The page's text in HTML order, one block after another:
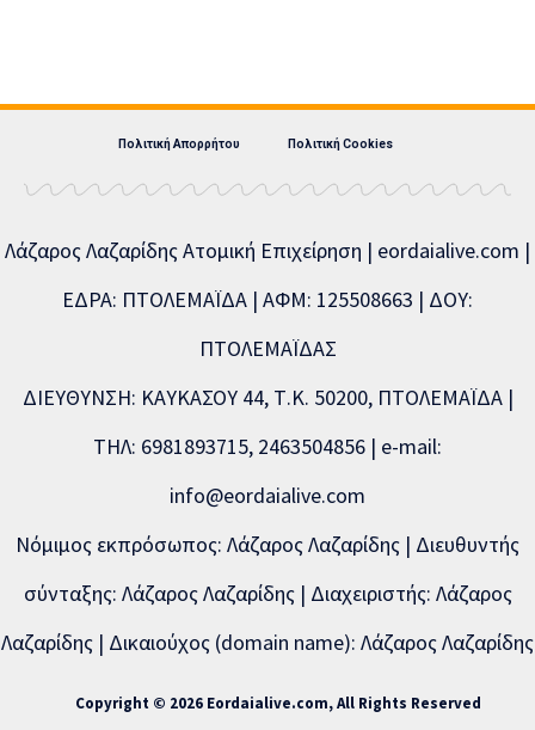
Πολιτική Απορρήτου Πολιτική Cookies
Λάζαρος Λαζαρίδης Ατομική Επιχείρηση | eordaialive.com |
ΕΔΡΑ: ΠΤΟΛΕΜΑΪΔΑ | ΑΦΜ: 125508663 | ΔΟΥ:
ΠΤΟΛΕΜΑΪΔΑΣ
ΔΙΕΥΘΥΝΣΗ: ΚΑΥΚΑΣΟΥ 44, Τ.Κ. 50200, ΠΤΟΛΕΜΑΪΔΑ |
ΤΗΛ: 6981893715, 2463504856 | e-mail:
info@eordaialive.com
Νόμιμος εκπρόσωπος: Λάζαρος Λαζαρίδης | Διευθυντής
σύνταξης: Λάζαρος Λαζαρίδης | Διαχειριστής: Λάζαρος
Λαζαρίδης | Δικαιούχος (domain name): Λάζαρος Λαζαρίδης
Copyright © 2026 Eordaialive.com, All Rights Reserved